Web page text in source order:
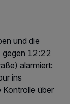
und die
gegen 12:22
alarmiert:
ins
Kontrolle über